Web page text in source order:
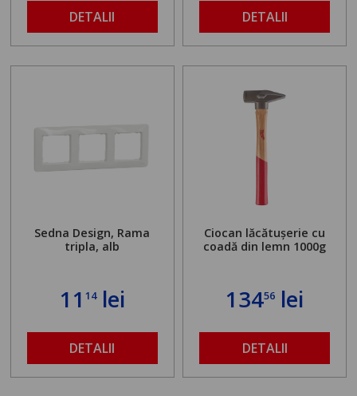
maximă admisă de 500
kg și înălțime reglabilă
de la 1,8 la 2,9 m
DETALII DETALII
Sedna Design, Rama
tripla, alb
11 14lei
DETALII
Ciocan lăcătușerie cu
coadă din lemn 1000g
13456 lei
DETALII